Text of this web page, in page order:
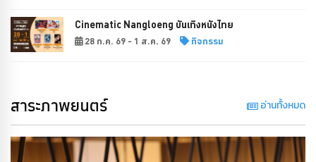
Cinematic Nangloeng บันเทิงหนังไทย
28 ก.ค. 69 - 1 ส.ค. 69 กิจกรรม
สาระภาพยนตร์ อ่านทั้งหมด